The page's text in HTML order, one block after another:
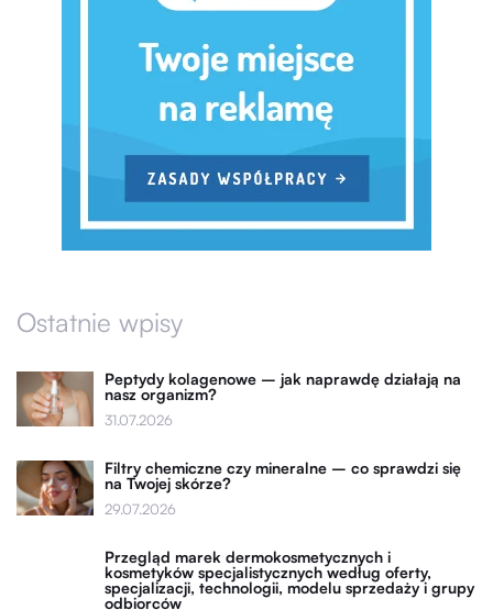
Ostatnie wpisy
Peptydy kolagenowe – jak naprawdę działają na
nasz organizm?
31.07.2026
Filtry chemiczne czy mineralne – co sprawdzi się
na Twojej skórze?
29.07.2026
Przegląd marek dermokosmetycznych i
kosmetyków specjalistycznych według oferty,
specjalizacji, technologii, modelu sprzedaży i grupy
odbiorców